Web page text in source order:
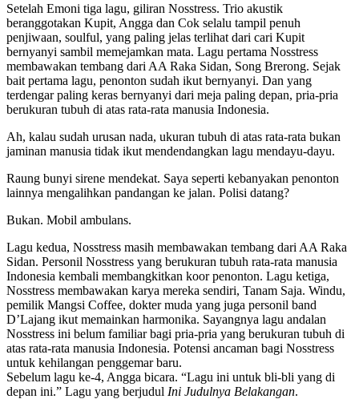
Setelah Emoni tiga lagu, giliran Nosstress. Trio akustik
beranggotakan Kupit, Angga dan Cok selalu tampil penuh
penjiwaan, soulful, yang paling jelas terlihat dari cari Kupit
bernyanyi sambil memejamkan mata. Lagu pertama Nosstress
membawakan tembang dari AA Raka Sidan, Song Brerong. Sejak
bait pertama lagu, penonton sudah ikut bernyanyi. Dan yang
terdengar paling keras bernyanyi dari meja paling depan, pria-pria
berukuran tubuh di atas rata-rata manusia Indonesia.
Ah, kalau sudah urusan nada, ukuran tubuh di atas rata-rata bukan
jaminan manusia tidak ikut mendendangkan lagu mendayu-dayu.
Raung bunyi sirene mendekat. Saya seperti kebanyakan penonton
lainnya mengalihkan pandangan ke jalan. Polisi datang?
Bukan. Mobil ambulans.
Lagu kedua, Nosstress masih membawakan tembang dari AA Raka
Sidan. Personil Nosstress yang berukuran tubuh rata-rata manusia
Indonesia kembali membangkitkan koor penonton. Lagu ketiga,
Nosstress membawakan karya mereka sendiri, Tanam Saja. Windu,
pemilik Mangsi Coffee, dokter muda yang juga personil band
D’Lajang ikut memainkan harmonika. Sayangnya lagu andalan
Nosstress ini belum familiar bagi pria-pria yang berukuran tubuh di
atas rata-rata manusia Indonesia. Potensi ancaman bagi Nosstress
untuk kehilangan penggemar baru.
Sebelum lagu ke-4, Angga bicara. “Lagu ini untuk bli-bli yang di
depan ini.” Lagu yang berjudul Ini Judulnya Belakangan.